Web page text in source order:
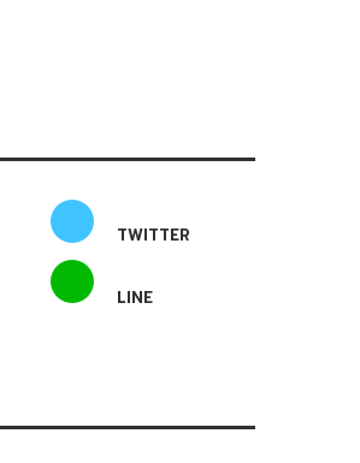
TWITTER
LINE